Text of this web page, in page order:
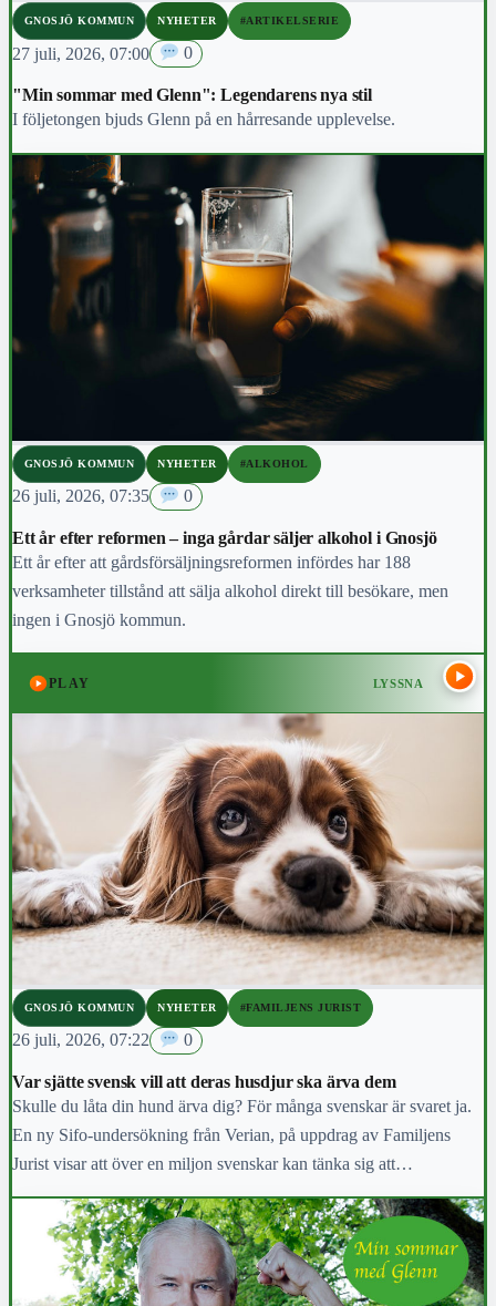
GNOSJÖ KOMMUN NYHETER #ARTIKELSERIE
27 juli, 2026, 07:00 0
"Min sommar med Glenn": Legendarens nya stil
I följetongen bjuds Glenn på en hårresande upplevelse.
GNOSJÖ KOMMUN NYHETER #ALKOHOL
26 juli, 2026, 07:35 0
Ett år efter reformen – inga gårdar säljer alkohol i Gnosjö
Ett år efter att gårdsförsäljningsreformen infördes har 188
verksamheter tillstånd att sälja alkohol direkt till besökare, men
ingen i Gnosjö kommun.
PLAY LYSSNA
GNOSJÖ KOMMUN NYHETER #FAMILJENS JURIST
26 juli, 2026, 07:22 0
Var sjätte svensk vill att deras husdjur ska ärva dem
Skulle du låta din hund ärva dig? För många svenskar är svaret ja.
En ny Sifo-undersökning från Verian, på uppdrag av Familjens
Jurist visar att över en miljon svenskar kan tänka sig att
testamentera pengar eller tillgångar till ett husdjur.